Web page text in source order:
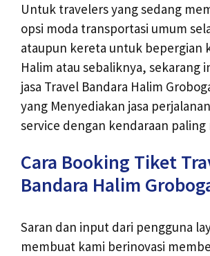
Untuk travelers yang sedang
opsi moda transportasi umum
ataupun kereta untuk bepergian
Halim atau sebaliknya, sekarang
jasa Travel Bandara Halim
yang Menyediakan jasa
service dengan kendaraan paling
Cara Booking Tiket
Bandara Halim
Saran dan input dari pengguna
membuat kami berinovasi